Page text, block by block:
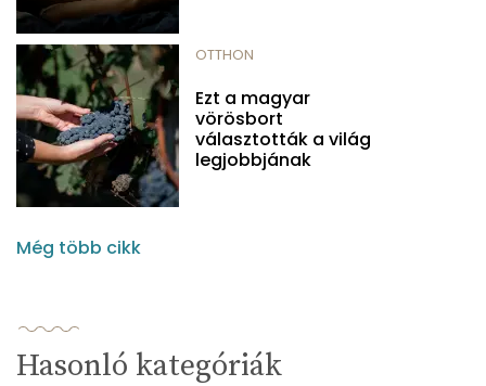
OTTHON
Ezt a magyar
vörösbort
választották a világ
legjobbjának
Még több cikk
Hasonló kategóriák